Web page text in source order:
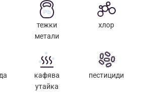
и механичен
тежки
метали
хлор
кафява
утайка
пестициди